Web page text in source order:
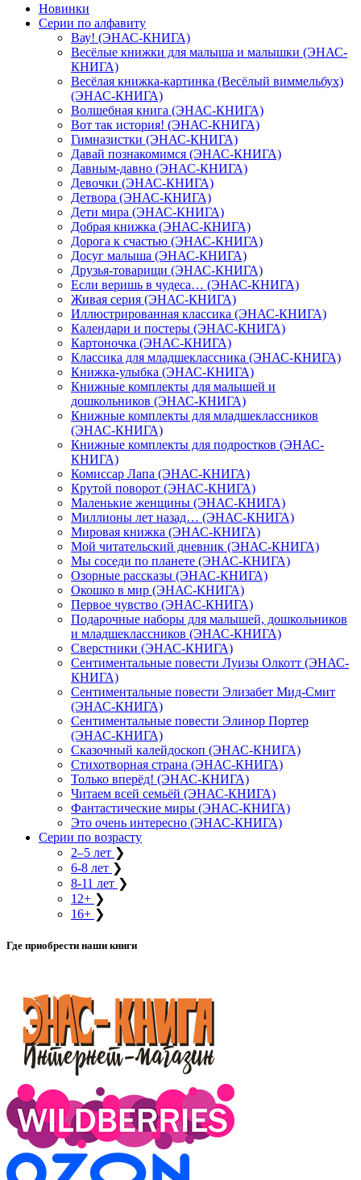
Новинки
Серии по алфавиту
Вау! (ЭНАС-КНИГА)
Весёлые книжки для малыша и малышки (ЭНАС-
КНИГА)
Весёлая книжка-картинка (Весёлый виммельбух)
(ЭНАС-КНИГА)
Волшебная книга (ЭНАС-КНИГА)
Вот так история! (ЭНАС-КНИГА)
Гимназистки (ЭНАС-КНИГА)
Давай познакомимся (ЭНАС-КНИГА)
Давным-давно (ЭНАС-КНИГА)
Девочки (ЭНАС-КНИГА)
Детвора (ЭНАС-КНИГА)
Дети мира (ЭНАС-КНИГА)
Добрая книжка (ЭНАС-КНИГА)
Дорога к счастью (ЭНАС-КНИГА)
Досуг малыша (ЭНАС-КНИГА)
Друзья-товарищи (ЭНАС-КНИГА)
Если веришь в чудеса… (ЭНАС-КНИГА)
Живая серия (ЭНАС-КНИГА)
Иллюстрированная классика (ЭНАС-КНИГА)
Календари и постеры (ЭНАС-КНИГА)
Картоночка (ЭНАС-КНИГА)
Классика для младшеклассника (ЭНАС-КНИГА)
Книжка-улыбка (ЭНАС-КНИГА)
Книжные комплекты для малышей и
дошкольников (ЭНАС-КНИГА)
Книжные комплекты для младшеклассников
(ЭНАС-КНИГА)
Книжные комплекты для подростков (ЭНАС-
КНИГА)
Комиссар Лапа (ЭНАС-КНИГА)
Крутой поворот (ЭНАС-КНИГА)
Маленькие женщины (ЭНАС-КНИГА)
Миллионы лет назад… (ЭНАС-КНИГА)
Мировая книжка (ЭНАС-КНИГА)
Мой читательский дневник (ЭНАС-КНИГА)
Мы соседи по планете (ЭНАС-КНИГА)
Озорные рассказы (ЭНАС-КНИГА)
Окошко в мир (ЭНАС-КНИГА)
Первое чувство (ЭНАС-КНИГА)
Подарочные наборы для малышей, дошкольников
и младшеклассников (ЭНАС-КНИГА)
Сверстники (ЭНАС-КНИГА)
Сентиментальные повести Луизы Олкотт (ЭНАС-
КНИГА)
Сентиментальные повести Элизабет Мид-Смит
(ЭНАС-КНИГА)
Сентиментальные повести Элинор Портер
(ЭНАС-КНИГА)
Сказочный калейдоскоп (ЭНАС-КНИГА)
Стихотворная страна (ЭНАС-КНИГА)
Только вперёд! (ЭНАС-КНИГА)
Читаем всей семьёй (ЭНАС-КНИГА)
Фантастические миры (ЭНАС-КНИГА)
Это очень интересно (ЭНАС-КНИГА)
Серии по возрасту
2–5 лет ❯
6-8 лет ❯
8-11 лет ❯
12+ ❯
16+ ❯
Где приобрести наши книги